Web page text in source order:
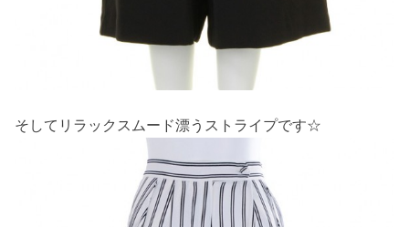
そしてリラックスムード漂うストライプです☆